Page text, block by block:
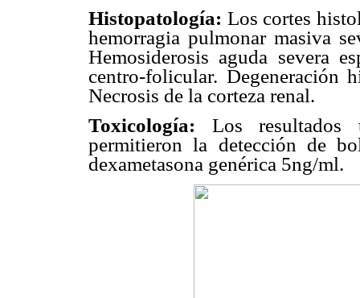
Histopatología: Los cortes
hemorragia pulmonar masiva
Hemosiderosis aguda severa
centro-folicular. Degeneración
Necrosis de la corteza renal.
Toxicología: Los resultados
permitieron la detección de
dexametasona genérica 5ng/ml.